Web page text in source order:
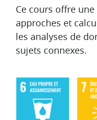
Aperçu des
Ce cours offre
approches et
les analyses de
sujets connexes.